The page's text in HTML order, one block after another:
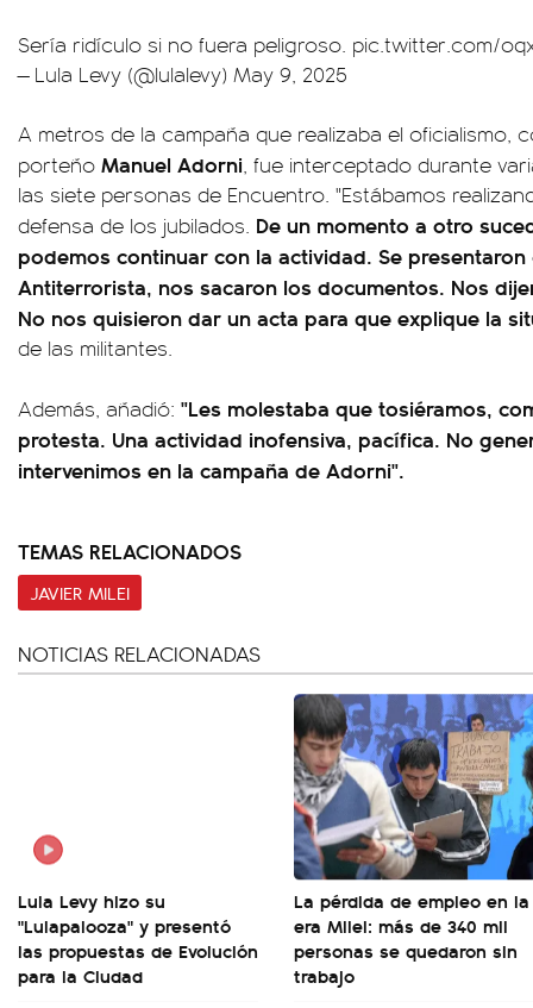
Sería ridículo si no fuera peligroso. pic.twitter.com/
— Lula Levy (@lulalevy) May 9, 2025
A metros de la campaña que realizaba el oficialismo,
porteño Manuel Adorni, fue interceptado durante
las siete personas de Encuentro. "Estábamos
defensa de los jubilados. De un momento a otro
podemos continuar con la actividad. Se
Antiterrorista, nos sacaron los documentos. Nos
No nos quisieron dar un acta para que explique la
de las militantes.
Además, añadió: "Les molestaba que tosiéramos,
protesta. Una actividad inofensiva, pacífica. No
intervenimos en la campaña de Adorni".
TEMAS RELACIONADOS
JAVIER MILEI
NOTICIAS RELACIONADAS
Lula Levy hizo su
"Lulapalooza" y presentó
las propuestas de Evolución
para la Ciudad
La pérdida de empleo en la
era Milei: más de 340 mil
personas se quedaron sin
trabajo